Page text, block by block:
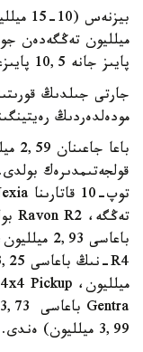
پايىز جانە 10,5 پايىزعا جەتتى.
جارتى جىلدىڭ
مودەلدەردىڭ
قولجەتىمدىرەك
3,99 ميلليون) ەندى.